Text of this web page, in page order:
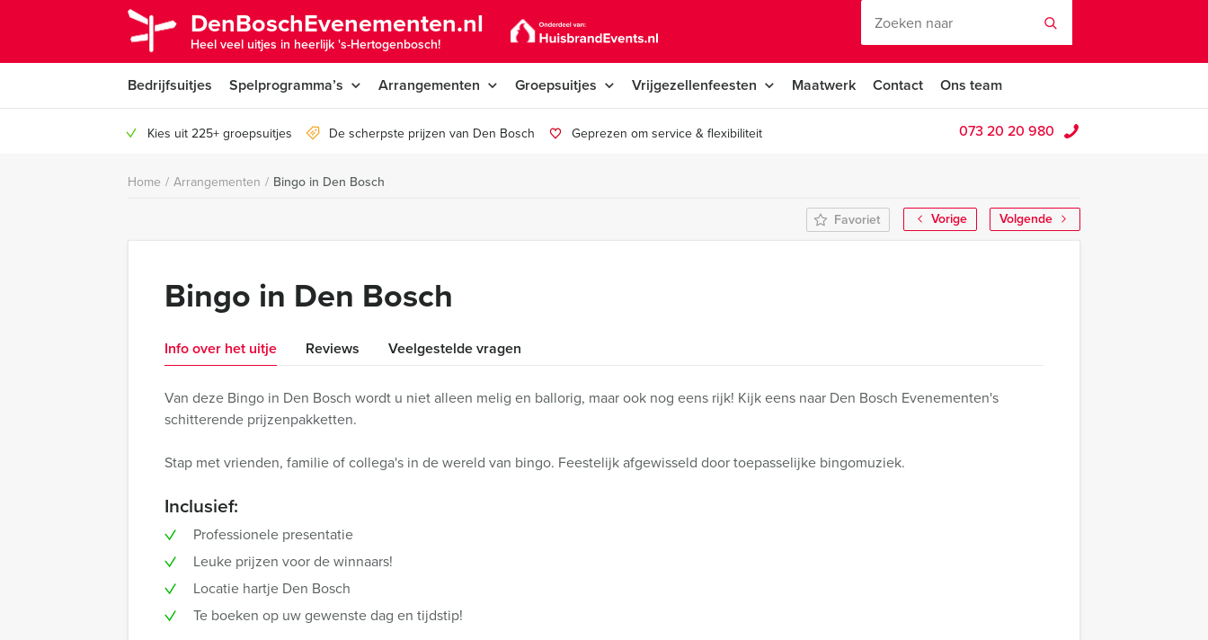
DenBoschEvenementen.nl
Heel veel uitjes in heerlijk 's-Hertogenbosch!
Bedrijfsuitjes Spelprogramma’s Arrangementen Groepsuitjes Vrijgezellenfeesten Maatwerk Contact Ons team
Kies uit 225+ groepsuitjes De scherpste prijzen van Den Bosch Geprezen om service & flexibiliteit 073 20 20 980
Home / Arrangementen / Bingo in Den Bosch
Vorige
Volgende
Favoriet
Bingo in Den Bosch
Info over het uitje Reviews Veelgestelde vragen
Van deze Bingo in Den Bosch wordt u niet alleen melig en ballorig, maar ook nog eens rijk! Kijk eens naar Den Bosch Evenementen's
schitterende prijzenpakketten.
Stap met vrienden, familie of collega's in de wereld van bingo. Feestelijk afgewisseld door toepasselijke bingomuziek.
Inclusief:
Professionele presentatie
Leuke prijzen voor de winnaars!
Locatie hartje Den Bosch
Te boeken op uw gewenste dag en tijdstip!